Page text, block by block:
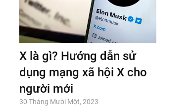
X là gì? Hướng dẫn sử
dụng mạng xã hội X cho
người mới
30 Tháng Mười Một, 2023